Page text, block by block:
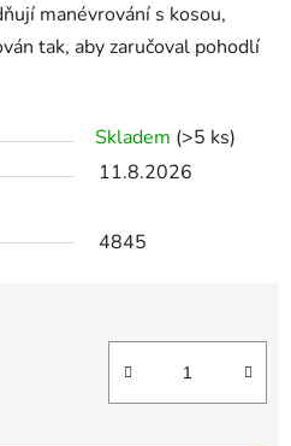
manévrování s kosou,
tak, aby zaručoval pohodlí
Skladem (>5 ks)
11.8.2026
4845